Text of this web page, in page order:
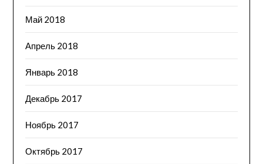
Май 2018
Апрель 2018
Январь 2018
Декабрь 2017
Ноябрь 2017
Октябрь 2017